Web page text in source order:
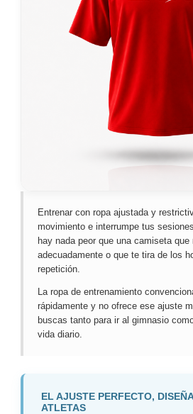
Entrenar con ropa ajustada y
movimiento e interrumpe tus
hay nada peor que una camiseta que
adecuadamente o que te tira de los
repetición.
La ropa de entrenamiento
rápidamente y no ofrece ese ajuste
buscas tanto para ir al gimnasio
vida diario.
EL AJUSTE PERFECTO,
ATLETAS